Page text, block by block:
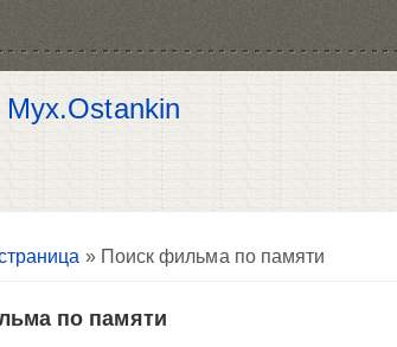
Myx.Ostankin
» Поиск фильма по памяти
по памяти